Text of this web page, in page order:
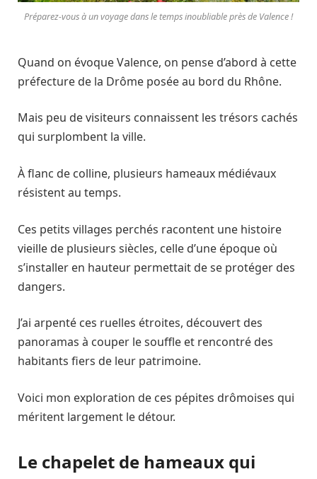
Préparez-vous à un voyage dans le temps inoubliable près de Valence !
Quand on évoque Valence, on pense d’abord à cette
préfecture de la Drôme posée au bord du Rhône.
Mais peu de visiteurs connaissent les trésors cachés
qui surplombent la ville.
À flanc de colline, plusieurs hameaux médiévaux
résistent au temps.
Ces petits villages perchés racontent une histoire
vieille de plusieurs siècles, celle d’une époque où
s’installer en hauteur permettait de se protéger des
dangers.
J’ai arpenté ces ruelles étroites, découvert des
panoramas à couper le souffle et rencontré des
habitants fiers de leur patrimoine.
Voici mon exploration de ces pépites drômoises qui
méritent largement le détour.
Le chapelet de hameaux qui